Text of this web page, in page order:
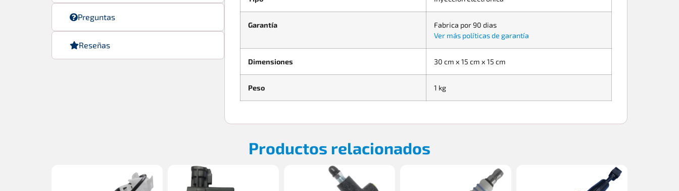
Preguntas
Reseñas
Garantía
Fabrica por 90 dias
Ver más políticas de garantía
Dimensiones 30 cm x 15 cm x 15 cm
Peso 1 kg
Productos relacionados